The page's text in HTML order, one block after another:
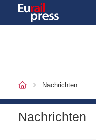
Nachrichten
Nachrichten